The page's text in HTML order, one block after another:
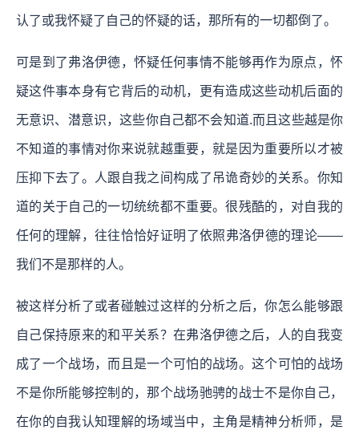
认了或我怀疑了自己的怀疑的话，那所有的一切都倒了。
可是到了弗洛伊德，怀疑任何事情不能够再作为原点，怀
疑这件事本身有它背后的动机，更有造成这些动机后面的
无意识、潜意识，这些你自己都不会知道.而且这些越是你
不知道的事情对你来说就越重要，就是因为重要所以才被
压抑下去了。人跟自我之间构成了吊诡奇妙的关系。你知
道的关于自己的一切统统都不重要。很残酷的，对自我的
任何的理解，往往恰恰好证明了依照弗洛伊德的理论——
我们不是那样的人。
被这样分析了或者碰触过这样的分析之后，你怎么能够跟
自己保持原来的和平关系？在弗洛伊德之后，人的自我变
成了一个战场，而且是一个可怕的战场。这个可怕的战场
不是你所能够控制的，那个战场驰骋的战士不是你自己，
在你的自我认知理解的场域当中，主角是精神分析师，是